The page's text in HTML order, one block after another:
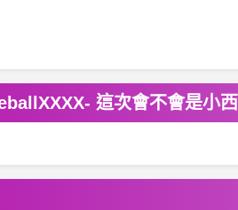
這次會不會是小